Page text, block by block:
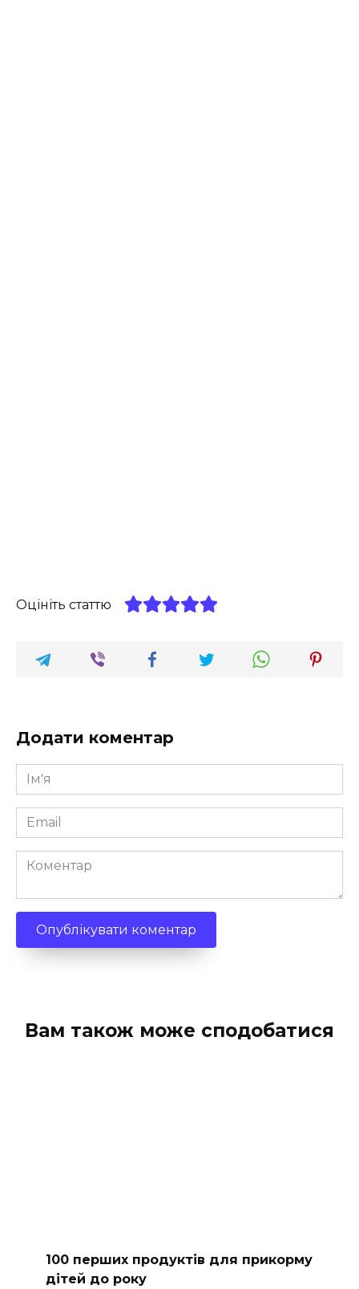
Оцініть статтю
Додати коментар
Ім'я
*
Email
*
Коментар
Вам також може сподобатися
100 перших продуктів для прикорму
дітей до року